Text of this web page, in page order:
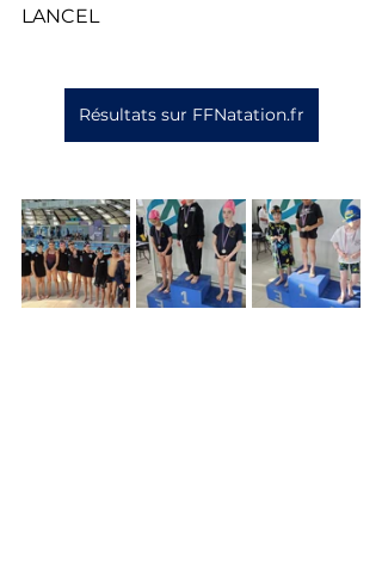
LANCEL
Résultats sur FFNatation.fr